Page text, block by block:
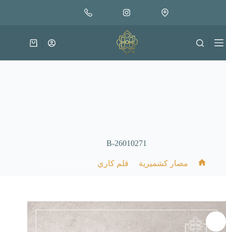
متوفر في المخزون
إضافة إلى السلة
عربة
B-26010271
مصار كشميرية قلم كاري